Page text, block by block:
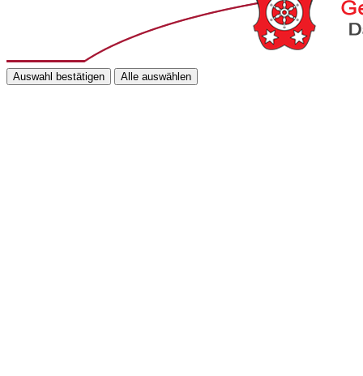
Auswahl bestätigen Alle auswählen